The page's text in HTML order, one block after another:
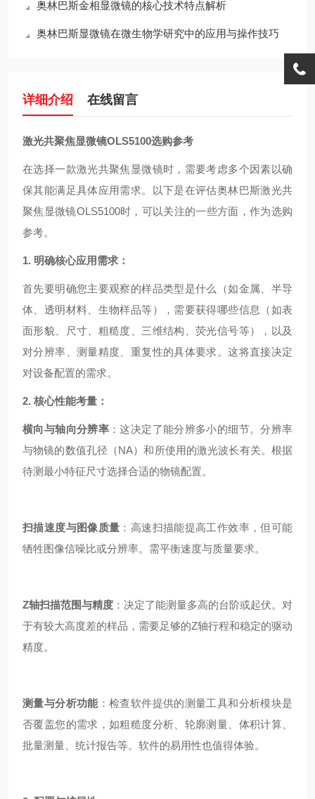
奥林巴斯金相显微镜的核心技术特点解析
奥林巴斯显微镜在微生物学研究中的应用与操作技巧
详细介绍 在线留言
激光共聚焦显微镜OLS5100选购参考
在选择一款激光共聚焦显微镜时，需要考虑多个因素以确
保其能满足具体应用需求。以下是在评估奥林巴斯激光共
聚焦显微镜OLS5100时，可以关注的一些方面，作为选购
参考。
1. 明确核心应用需求：
首先要明确您主要观察的样品类型是什么（如金属、半导
体、透明材料、生物样品等），需要获得哪些信息（如表
面形貌、尺寸、粗糙度、三维结构、荧光信号等），以及
对分辨率、测量精度、重复性的具体要求。这将直接决定
对设备配置的需求。
2. 核心性能考量：
横向与轴向分辨率 ：这决定了能分辨多小的细节。分辨率
与物镜的数值孔径（NA）和所使用的激光波长有关。根据
待测最小特征尺寸选择合适的物镜配置。
扫描速度与图像质量 ：高速扫描能提高工作效率，但可能
牺牲图像信噪比或分辨率。需平衡速度与质量要求。
Z轴扫描范围与精度 ：决定了能测量多高的台阶或起伏。对
于有较大高度差的样品，需要足够的Z轴行程和稳定的驱动
精度。
测量与分析功能 ：检查软件提供的测量工具和分析模块是
否覆盖您的需求，如粗糙度分析、轮廓测量、体积计算、
批量测量、统计报告等。软件的易用性也值得体验。